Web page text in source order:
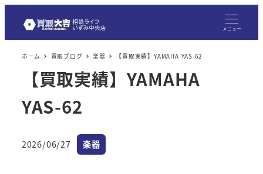
メニュー
ホーム 買取ブログ 楽器 【買取実績】YAMAHA YAS-62
【買取実績】YAMAHA
YAS-62
投稿日
2026/06/27 カテゴリー
楽器